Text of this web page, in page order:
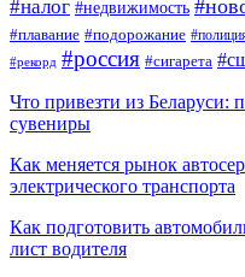
#налог #недвижимость
#плавание #подорожание
#рекорд #россия #сигарета
Что привезти из Беларуси:
сувениры
Как меняется рынок
электрического транспорта
Как подготовить
лист водителя